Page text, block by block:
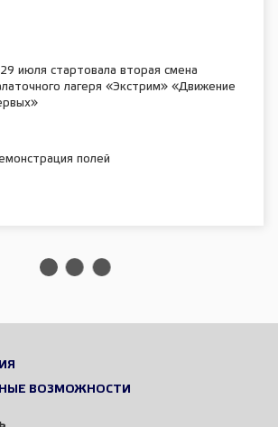
июля стартовала вторая смена
лагеря «Экстрим» «Движение
полей
ВОЗМОЖНОСТИ